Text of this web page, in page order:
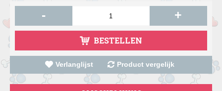
- +
BESTELLEN
Verlanglijst Product vergelijk